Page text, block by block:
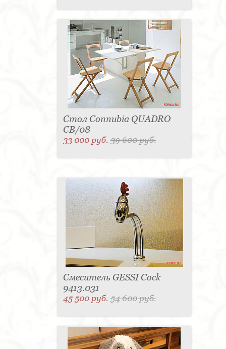
Стол Connubia QUADRO
CB/08
33 000 руб.39 600 руб.
Смеситель GESSI Cock
9413.031
45 500 руб.54 600 руб.